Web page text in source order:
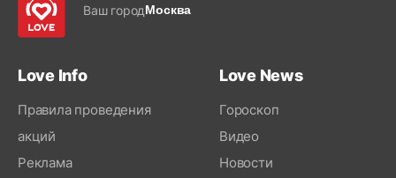
Ваш городМосква
Love Info
Правила проведения
акций
Реклама
Love News
Гороскоп
Видео
Новости